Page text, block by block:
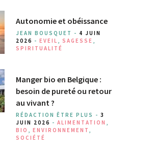
Autonomie et obéissance
JEAN BOUSQUET - 4 JUIN
2026 - EVEIL SAGESSE
SPIRITUALITÉ
Manger bio en Belgique :
besoin de pureté ou retour
au vivant ?
RÉDACTION ÊTRE PLUS - 3
JUIN 2026 - ALIMENTATION
BIO
ENVIRONNEMENT
SOCIÉTÉ